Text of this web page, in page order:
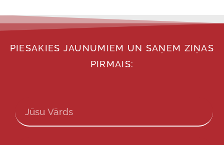
PIESAKIES JAUNUMIEM UN SAŅEM ZIŅAS
PIRMAIS: